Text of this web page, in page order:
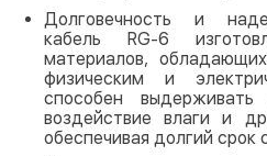
Долговечность и
кабель RG-6
материалов,
физическим и
способен
воздействие влаги и
обеспечивая долгий срок